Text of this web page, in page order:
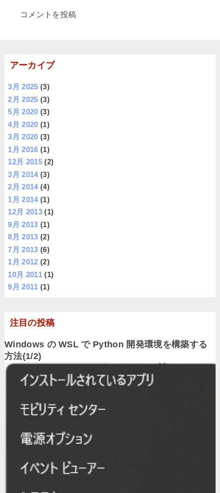
コメントを投稿
アーカイブ
3月 2025 (3)
2月 2025 (3)
5月 2020 (3)
4月 2020 (1)
3月 2020 (3)
1月 2016 (1)
12月 2015 (2)
3月 2014(3)
2月 2014(4)
1月 2014(1)
12月 2013 (1)
9月 2013 (1)
8月 2013 (2)
7月 2013 (6)
1月 2012 (2)
10月 2011 (1)
9月 2011 (1)
注目の投稿
Windows の WSL で Python 開発環境を構築する
方法(1/2)